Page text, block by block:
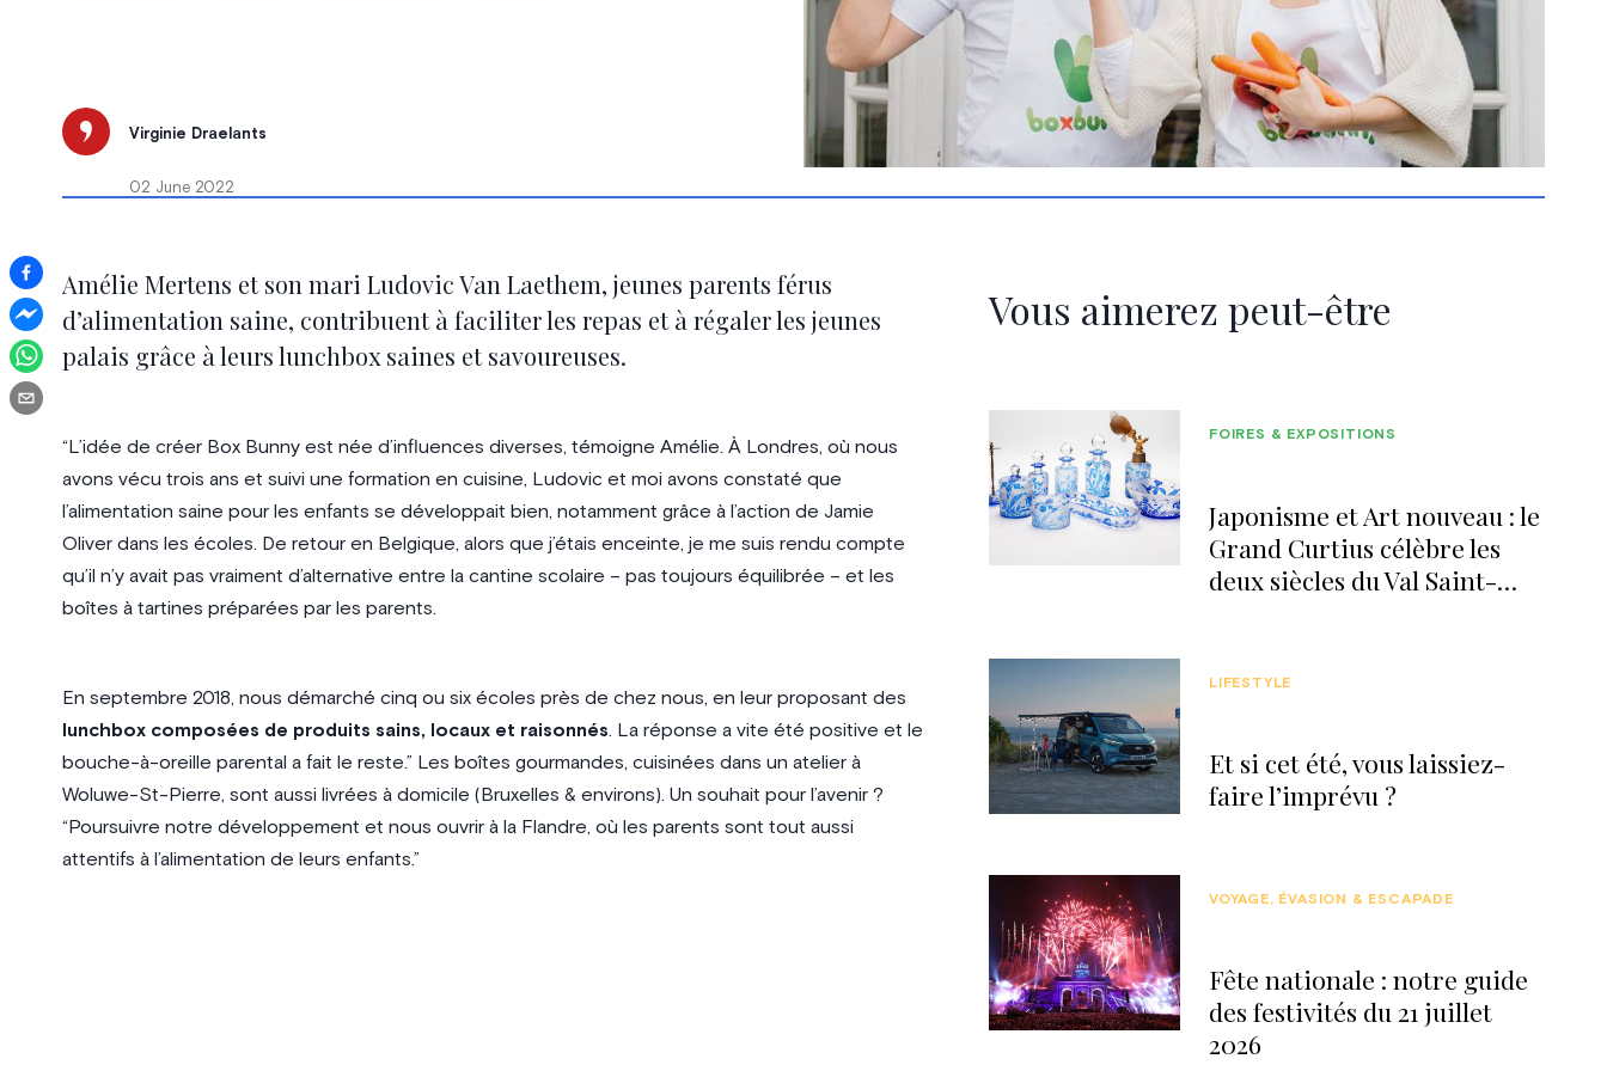
Virginie Draelants
02 June 2022
Amélie Mertens et son mari Ludovic Van Laethem, jeunes parents férus
d’alimentation saine, contribuent à faciliter les repas et à régaler les jeunes
palais grâce à leurs lunchbox saines et savoureuses.
“L’idée de créer Box Bunny est née d’influences diverses, témoigne Amélie. À Londres, où nous
avons vécu trois ans et suivi une formation en cuisine, Ludovic et moi avons constaté que
l’alimentation saine pour les enfants se développait bien, notamment grâce à l’action de Jamie
Oliver dans les écoles. De retour en Belgique, alors que j’étais enceinte, je me suis rendu compte
qu’il n’y avait pas vraiment d’alternative entre la cantine scolaire – pas toujours équilibrée – et les
boîtes à tartines préparées par les parents.
En septembre 2018, nous démarché cinq ou six écoles près de chez nous, en leur proposant des
lunchbox composées de produits sains, locaux et raisonnés. La réponse a vite été positive et le
bouche-à-oreille parental a fait le reste.” Les boîtes gourmandes, cuisinées dans un atelier à
Woluwe-St-Pierre, sont aussi livrées à domicile (Bruxelles & environs). Un souhait pour l’avenir ?
“Poursuivre notre développement et nous ouvrir à la Flandre, où les parents sont tout aussi
attentifs à l’alimentation de leurs enfants.”
Vous aimerez peut-être
Japonisme et Art nouveau : le
Grand Curtius célèbre les
deux siècles du Val Saint-
FOIRES & EXPOSITIONS
Et si cet été, vous laissiez-
faire l’imprévu ?
LIFESTYLE
Fête nationale : notre guide
des festivités du 21 juillet
2026
VOYAGE, ÉVASION & ESCAPADE